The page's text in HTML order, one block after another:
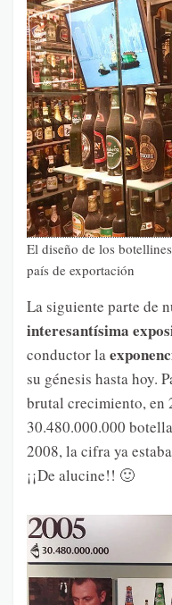
El diseño de los
país de exportación
La siguiente parte de
interesantísima
conductor la
su génesis hasta hoy.
brutal crecimiento, en
30.480.000.000
2008, la cifra ya
¡¡De alucine!! 🙂